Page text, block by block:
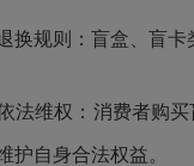
规则：盲盒、盲卡类
维权：消费者购买
护自身合法权益。